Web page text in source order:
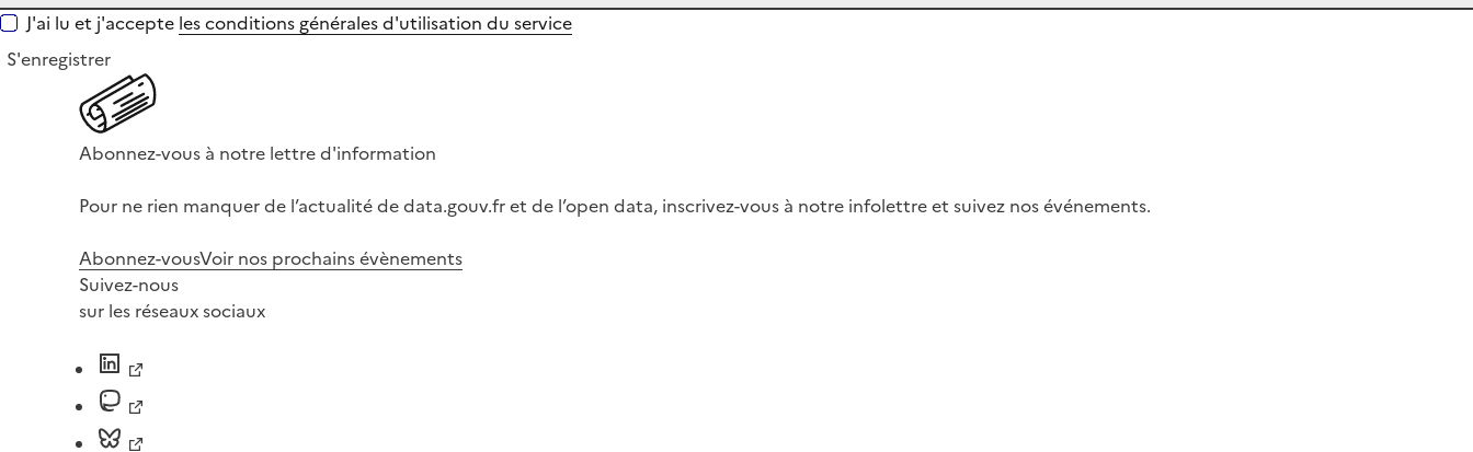
J'ai lu et j'accepte les conditions générales d'utilisation du service
S'enregistrer
Abonnez-vous à notre lettre d'information
Pour ne rien manquer de l’actualité de data.gouv.fr et de l’open data, inscrivez-vous à notre infolettre et suivez nos événements.
Abonnez-vousVoir nos prochains évènements
Suivez-nous
sur les réseaux sociaux